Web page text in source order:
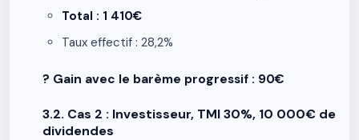
Total : 1 410€
Taux effectif : 28,2%
? Gain avec le barème progressif : 90€
3.2. Cas 2 : Investisseur, TMI 30%, 10 000€ de
dividendes